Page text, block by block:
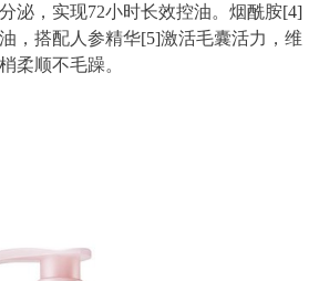
泌，实现72小时长效控油。烟酰胺[4]
，搭配人参精华[5]激活毛囊活力，维
柔顺不毛躁。